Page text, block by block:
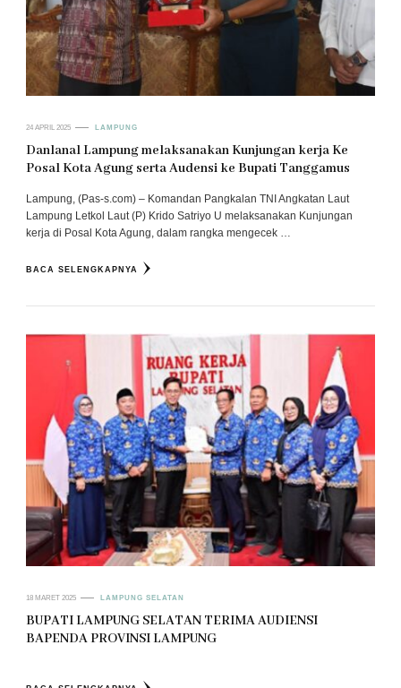
24 APRIL 2025 LAMPUNG
Danlanal Lampung melaksanakan Kunjungan kerja Ke
Posal Kota Agung serta Audensi ke Bupati Tanggamus
Lampung, (Pas-s.com) – Komandan Pangkalan TNI Angkatan Laut
Lampung Letkol Laut (P) Krido Satriyo U melaksanakan Kunjungan
kerja di Posal Kota Agung, dalam rangka mengecek …
BACA SELENGKAPNYA
18 MARET 2025 LAMPUNG SELATAN
BUPATI LAMPUNG SELATAN TERIMA AUDIENSI
BAPENDA PROVINSI LAMPUNG